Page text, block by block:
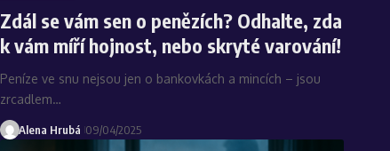
Zdál se vám sen o penězích? Odhalte, zda
k vám míří hojnost, nebo skryté varování!
Peníze ve snu nejsou jen o bankovkách a mincích – jsou
zrcadlem…
Alena Hrubá 09/04/2025